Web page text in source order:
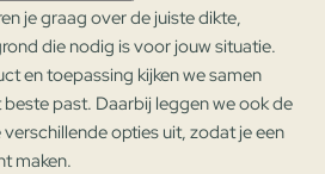
je graag over de juiste dikte,
die nodig is voor jouw situatie.
en toepassing kijken we samen
past. Daarbij leggen we ook de
opties uit, zodat je een
maken.